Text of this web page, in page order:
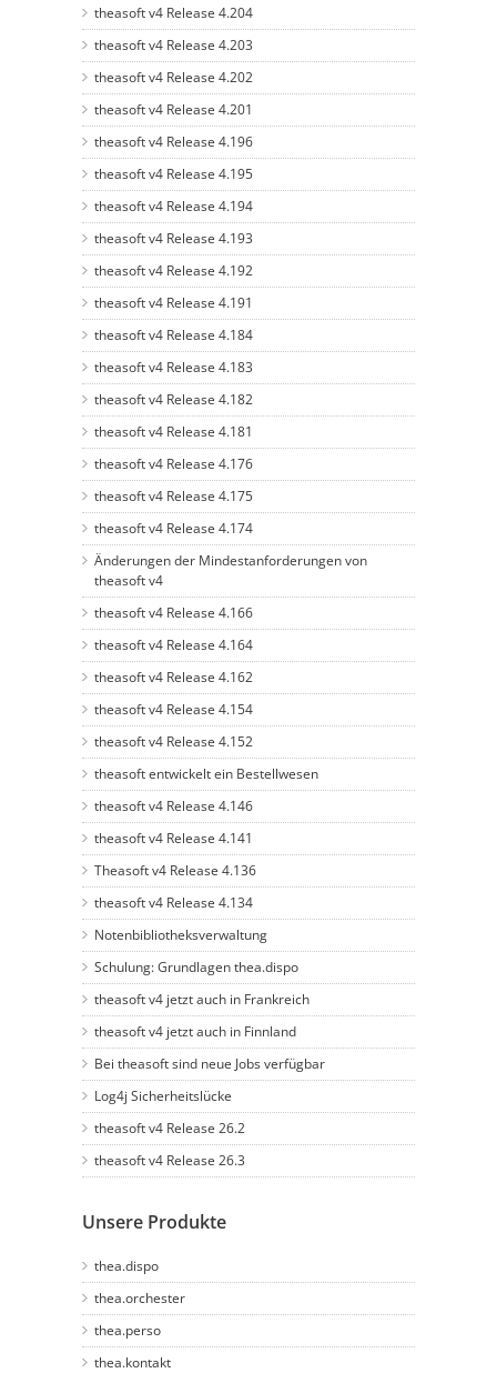
theasoft v4 Release 4.204
theasoft v4 Release 4.203
theasoft v4 Release 4.202
theasoft v4 Release 4.201
theasoft v4 Release 4.196
theasoft v4 Release 4.195
theasoft v4 Release 4.194
theasoft v4 Release 4.193
theasoft v4 Release 4.192
theasoft v4 Release 4.191
theasoft v4 Release 4.184
theasoft v4 Release 4.183
theasoft v4 Release 4.182
theasoft v4 Release 4.181
theasoft v4 Release 4.176
theasoft v4 Release 4.175
theasoft v4 Release 4.174
Änderungen der Mindestanforderungen von
theasoft v4
theasoft v4 Release 4.166
theasoft v4 Release 4.164
theasoft v4 Release 4.162
theasoft v4 Release 4.154
theasoft v4 Release 4.152
theasoft entwickelt ein Bestellwesen
theasoft v4 Release 4.146
theasoft v4 Release 4.141
Theasoft v4 Release 4.136
theasoft v4 Release 4.134
Notenbibliotheksverwaltung
Schulung: Grundlagen thea.dispo
theasoft v4 jetzt auch in Frankreich
theasoft v4 jetzt auch in Finnland
Bei theasoft sind neue Jobs verfügbar
Log4j Sicherheitslücke
theasoft v4 Release 26.2
theasoft v4 Release 26.3
Unsere Produkte
thea.dispo
thea.orchester
thea.perso
thea.kontakt